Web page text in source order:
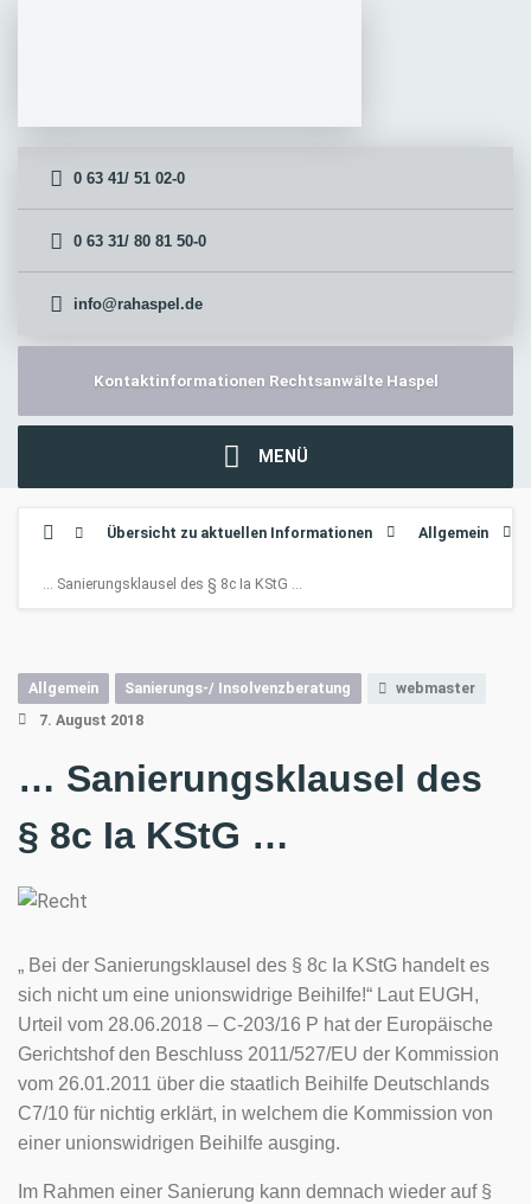
0 63 41/ 51 02-0
0 63 31/ 80 81 50-0
info@rahaspel.de
Kontaktinformationen Rechtsanwälte Haspel
MENÜ
Übersicht zu aktuellen Informationen Allgemein
… Sanierungsklausel des § 8c Ia KStG …
Allgemein Sanierungs-/ Insolvenzberatung
webmaster
7. August 2018
… Sanierungsklausel des
§ 8c Ia KStG …
„ Bei der Sanierungsklausel des § 8c Ia KStG handelt es
sich nicht um eine unionswidrige Beihilfe!“ Laut EUGH,
Urteil vom 28.06.2018 – C-203/16 P hat der Europäische
Gerichtshof den Beschluss 2011/527/EU der Kommission
vom 26.01.2011 über die staatlich Beihilfe Deutschlands
C7/10 für nichtig erklärt, in welchem die Kommission von
einer unionswidrigen Beihilfe ausging.
Im Rahmen einer Sanierung kann demnach wieder auf §